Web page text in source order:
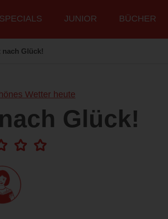
SPECIALS JUNIOR BÜCHER
nach Glück!
Wetter heute
Glück!